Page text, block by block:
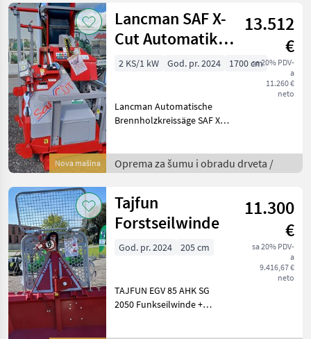
Nova mašina
Lancman SAF X-
Cut Automatik
707 STR+EL-5
13.512
€
sa 20% PDV-
a
11.260 €
neto
2 KS/1 kW God. pr. 2024 1700 cm
Lancman Automatische
Brennholzkreissäge SAF X-
kombiniert -5m Förderband
- seitlich schwenkbar -
Oprema za šumu i obradu drveta /
Tajfun
Forstseilwinde
11.300
€
sa 20% PDV-
a
9.416,67 €
neto
God. pr. 2024 205 cm
TAJFUN EGV 85 AHK SG
2050 Funkseilwinde +